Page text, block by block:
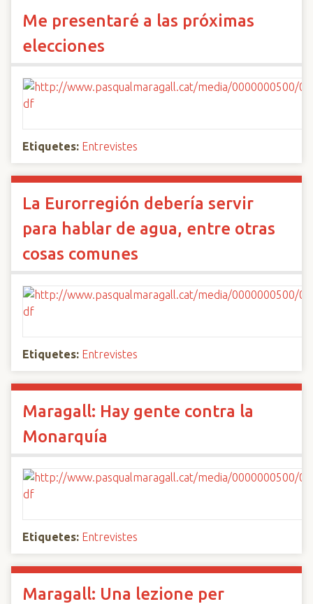
Me presentaré a las próximas
elecciones
Etiquetes: Entrevistes
La Eurorregión debería servir
para hablar de agua, entre otras
cosas comunes
Etiquetes: Entrevistes
Maragall: Hay gente contra la
Monarquía
Etiquetes: Entrevistes
Maragall: Una lezione per